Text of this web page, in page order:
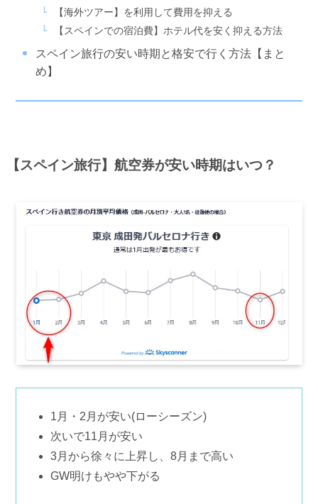
【海外ツアー】を利用して費用を抑える
【スペインでの宿泊費】ホテル代を安く抑える方法
スペイン旅行の安い時期と格安で行く方法【まと
め】
【スペイン旅行】航空券が安い時期はいつ？
1月・2月が安い(ローシーズン)
次いで11月が安い
3月から徐々に上昇し、8月まで高い
GW明けもやや下がる